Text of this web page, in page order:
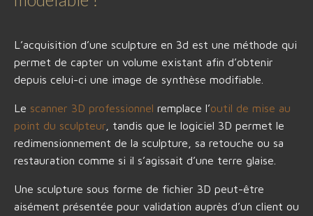
L’acquisition d’une sculpture en 3d est une méthode qui
permet de capter un volume existant afin d’obtenir
depuis celui-ci une image de synthèse modifiable.
Le scanner 3D professionnel remplace l’outil de mise au
point du sculpteur , tandis que le logiciel 3D permet le
redimensionnement de la sculpture, sa retouche ou sa
restauration comme si il s’agissait d’une terre glaise.
Une sculpture sous forme de fichier 3D peut-être
aisément présentée pour validation auprès d’un client ou